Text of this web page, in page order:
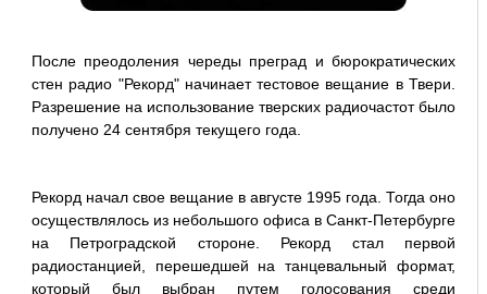
После преодоления череды преград и бюрократических
стен радио "Рекорд" начинает тестовое вещание в Твери.
Разрешение на использование тверских радиочастот было
получено 24 сентября текущего года.
Рекорд начал свое вещание в августе 1995 года. Тогда оно
осуществлялось из небольшого офиса в Санкт-Петербурге
на Петроградской стороне. Рекорд стал первой
радиостанцией, перешедшей на танцевальный формат,
который был выбран путем голосования среди